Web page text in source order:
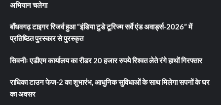
अभियान चलेगा
बाँधवगढ़ टाइगर रिजर्व हुआ “इंडिया टुडे टूरिज्म सर्वे एंड अवार्ड्स-2026” में
प्रतिष्ठित पुरस्कार से पुरस्कृत
सिवनीः एडीएम कार्यालय का रीडर 20 हजार रुपये रिश्वत लेते रंगे हाथों गिरफ्तार
राधिका टाउन फेज-2 का शुभारंभ, आधुनिक सुविधाओं के साथ मिलेगा सपनों के घर
का अवसर